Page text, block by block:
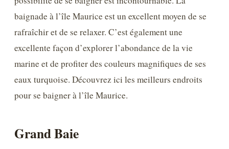
baignade à l’île Maurice est un excellent moyen de se
rafraîchir et de se relaxer. C’est également une
excellente façon d’explorer l’abondance de la vie
marine et de profiter des couleurs magnifiques de ses
eaux turquoise. Découvrez ici les meilleurs endroits
pour se baigner à l’île Maurice.
Grand Baie